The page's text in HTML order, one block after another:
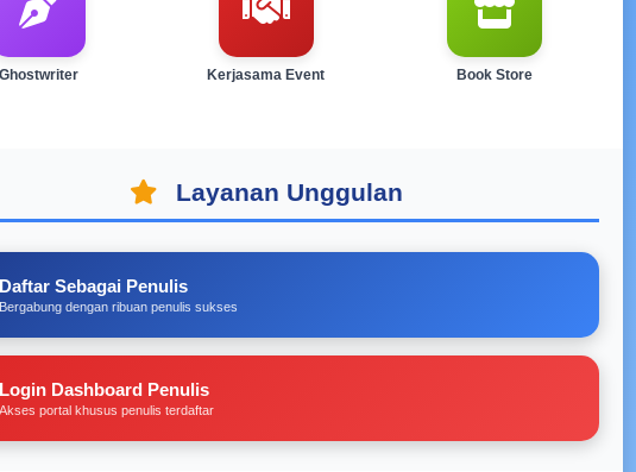
Kerjasama Event Book Store
Layanan Unggulan
Daftar Sebagai Penulis
Bergabung dengan ribuan penulis sukses
Login Dashboard Penulis
Akses portal khusus penulis terdaftar